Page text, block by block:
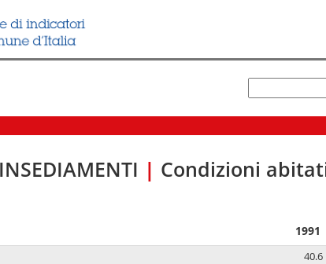
| Condizioni
1991
40.6